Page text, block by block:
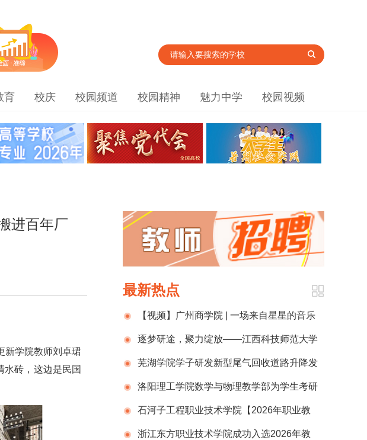
育 校庆 校园频道 校园精神 魅力中学 校园视频
进百年厂
新学院教师刘卓珺
水砖，这边是民国
最新热点
【视频】广州商学院 | 一场来自星星的音乐
会，在满天星的夜晚开出了万亩花田
逐梦研途，聚力绽放——江西科技师范大学
药学院401宿舍全员上岸
芜湖学院学子研发新型尾气回收道路升降发
电机器人 助力绿色交通发展
洛阳理工学院数学与物理教学部为学生考研
与竞赛提供坚强支撑
石河子工程职业技术学院【2026年职业教
育活动周兵团启动仪式】专属回放，错过的精
浙江东方职业技术学院成功入选2026年教